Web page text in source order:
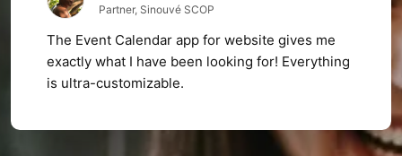
Partner, Sinouvé SCOP
The Event Calendar app for website gives me
exactly what I have been looking for! Everything
is ultra-customizable.